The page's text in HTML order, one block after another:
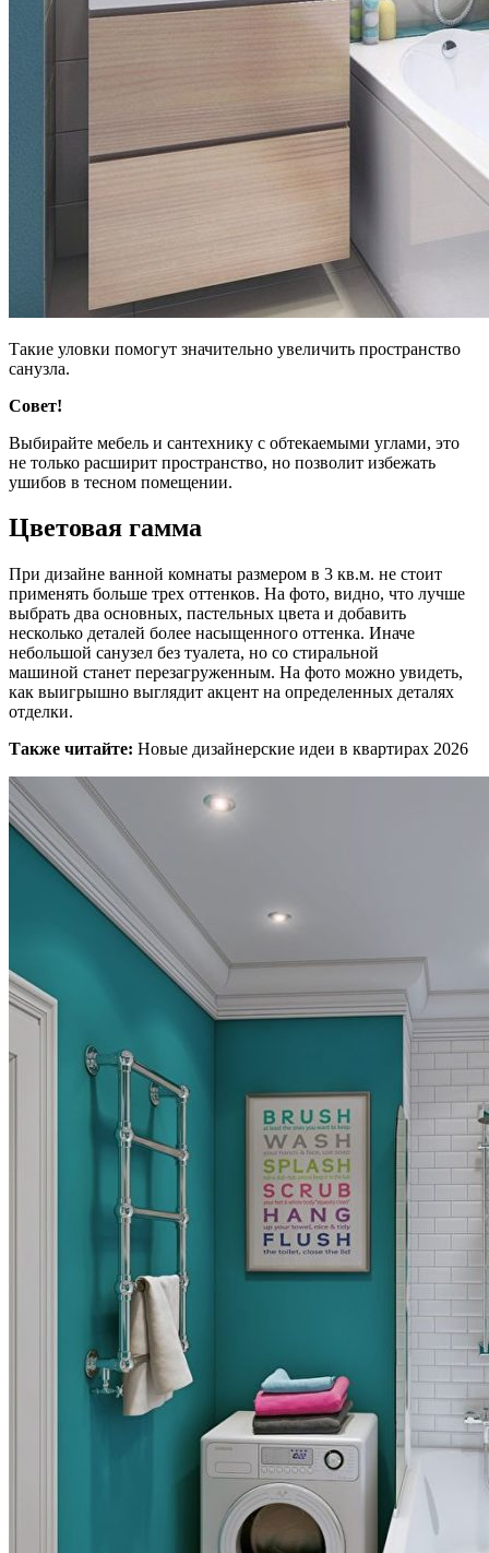
Такие уловки помогут значительно увеличить пространство
санузла.
Совет!
Выбирайте мебель и сантехнику с обтекаемыми углами, это
не только расширит пространство, но позволит избежать
ушибов в тесном помещении.
Цветовая гамма
При дизайне ванной комнаты размером в 3 кв.м. не стоит
применять больше трех оттенков. На фото, видно, что лучше
выбрать два основных, пастельных цвета и добавить
несколько деталей более насыщенного оттенка. Иначе
небольшой санузел без туалета, но со стиральной
машиной станет перезагруженным. На фото можно увидеть,
как выигрышно выглядит акцент на определенных деталях
отделки.
Также читайте: Новые дизайнерские идеи в квартирах 2026